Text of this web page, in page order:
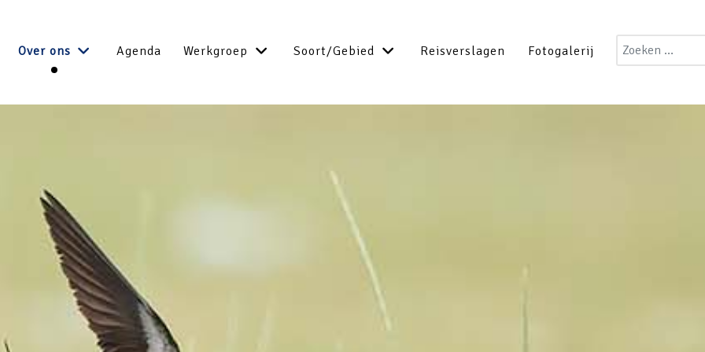
Over ons Agenda Werkgroep Soort/Gebied Reisverslagen Fotogalerij
Zoeken